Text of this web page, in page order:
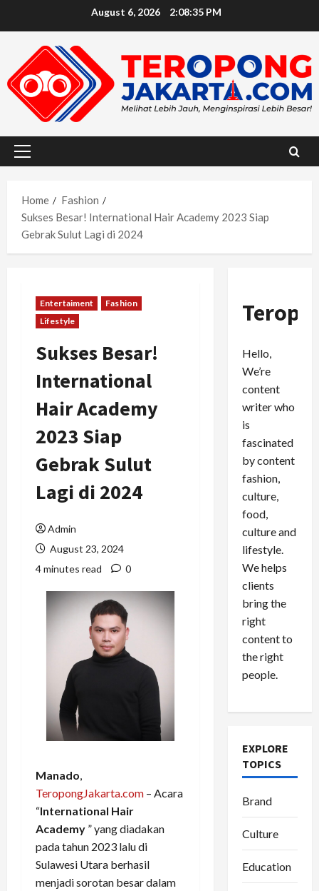
August 6, 2026 2:08:36 PM
Primary
Home
Fashion
Sukses Besar! International Hair Academy 2023 Siap
Gebrak Sulut Lagi di 2024
Entertaiment
Fashion
Lifestyle
Sukses Besar!
International
Hair Academy
2023 Siap
Gebrak Sulut
Lagi di 2024
Admin
August 23, 2024
4 minutes read
0
Manado
TeropongJakarta.com – Acara
“International Hair
Academy ” yang diadakan
pada tahun 2023 lalu di
Sulawesi Utara berhasil
menjadi sorotan besar dalam
Hello,
We’re
content
writer who
is
fascinated
by content
fashion,
culture,
food,
culture and
lifestyle.
We helps
clients
bring the
right
content to
the right
people.
EXPLORE
TOPICS
Brand
Culture
Education